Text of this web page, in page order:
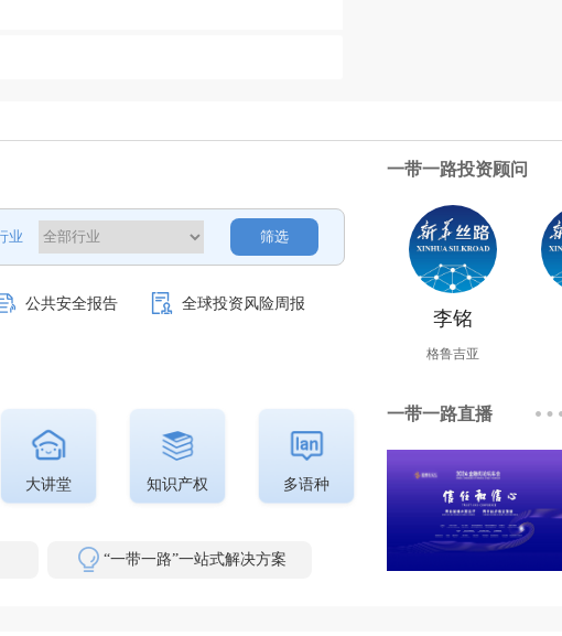
业 筛选
公共安全报告 全球投资风险周报
大讲堂 知识产权 多语种
“一带一路”一站式解决方案
一带一路投资顾问
李铭
格鲁吉亚
一带一路直播